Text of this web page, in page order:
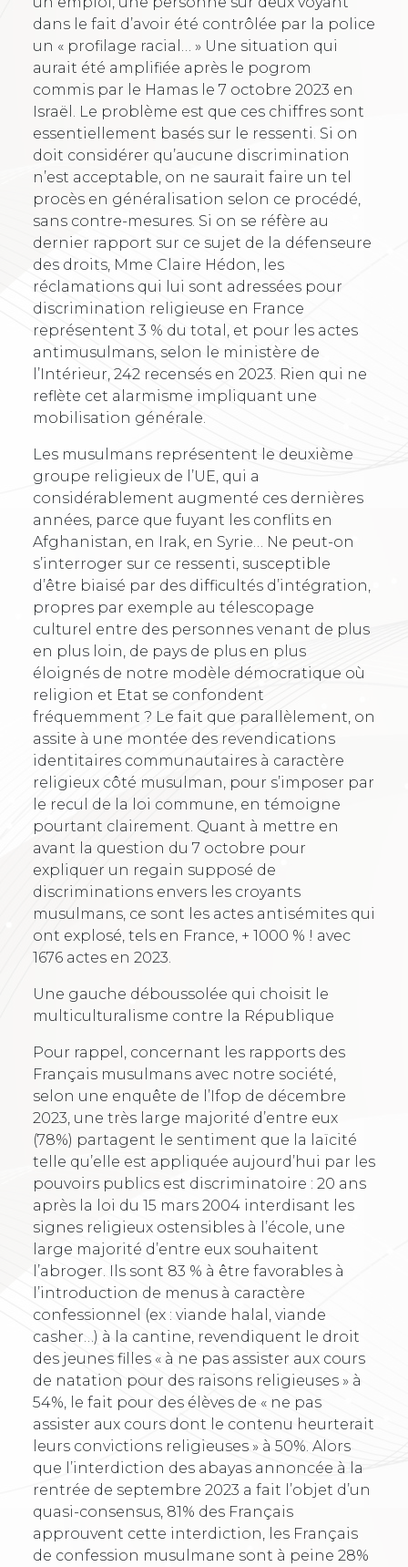
dans le fait d’avoir été contrôlée par la police
un « profilage racial… » Une situation qui
aurait été amplifiée après le pogrom
commis par le Hamas le 7 octobre 2023 en
Israël. Le problème est que ces chiffres sont
essentiellement basés sur le ressenti. Si on
doit considérer qu’aucune discrimination
n’est acceptable, on ne saurait faire un tel
procès en généralisation selon ce procédé,
sans contre-mesures. Si on se réfère au
dernier rapport sur ce sujet de la défenseure
des droits, Mme Claire Hédon, les
réclamations qui lui sont adressées pour
discrimination religieuse en France
représentent 3 % du total, et pour les actes
antimusulmans, selon le ministère de
l’Intérieur, 242 recensés en 2023. Rien qui ne
reflète cet alarmisme impliquant une
mobilisation générale.
Les musulmans représentent le deuxième
groupe religieux de l’UE, qui a
considérablement augmenté ces dernières
années, parce que fuyant les conflits en
Afghanistan, en Irak, en Syrie… Ne peut-on
s’interroger sur ce ressenti, susceptible
d’être biaisé par des difficultés d’intégration,
propres par exemple au télescopage
culturel entre des personnes venant de plus
en plus loin, de pays de plus en plus
éloignés de notre modèle démocratique où
religion et Etat se confondent
fréquemment ? Le fait que parallèlement, on
assite à une montée des revendications
identitaires communautaires à caractère
religieux côté musulman, pour s’imposer par
le recul de la loi commune, en témoigne
pourtant clairement. Quant à mettre en
avant la question du 7 octobre pour
expliquer un regain supposé de
discriminations envers les croyants
musulmans, ce sont les actes antisémites qui
ont explosé, tels en France, + 1000 % ! avec
1676 actes en 2023.
Une gauche déboussolée qui choisit le
multiculturalisme contre la République
Pour rappel, concernant les rapports des
Français musulmans avec notre société,
selon une enquête de l’Ifop de décembre
2023, une très large majorité d’entre eux
(78%) partagent le sentiment que la laïcité
telle qu’elle est appliquée aujourd’hui par les
pouvoirs publics est discriminatoire : 20 ans
après la loi du 15 mars 2004 interdisant les
signes religieux ostensibles à l’école, une
large majorité d’entre eux souhaitent
l’abroger. Ils sont 83 % à être favorables à
l’introduction de menus à caractère
confessionnel (ex : viande halal, viande
casher…) à la cantine, revendiquent le droit
des jeunes filles « à ne pas assister aux cours
de natation pour des raisons religieuses » à
54%, le fait pour des élèves de « ne pas
assister aux cours dont le contenu heurterait
leurs convictions religieuses » à 50%. Alors
que l’interdiction des abayas annoncée à la
rentrée de septembre 2023 a fait l’objet d’un
quasi-consensus, 81% des Français
approuvent cette interdiction, les Français
de confession musulmane sont à peine 28%